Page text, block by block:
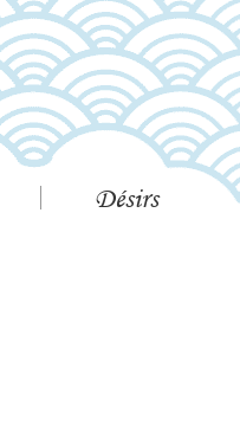
Désirs